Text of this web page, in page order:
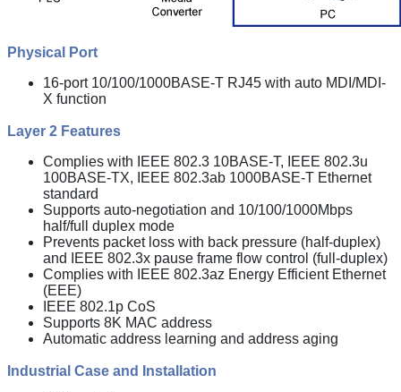
Physical Port
16-port 10/100/1000BASE-T RJ45 with auto MDI/MDI-
X function
Layer 2 Features
Complies with IEEE 802.3 10BASE-T, IEEE 802.3u
100BASE-TX, IEEE 802.3ab 1000BASE-T Ethernet
standard
Supports auto-negotiation and 10/100/1000Mbps
half/full duplex mode
Prevents packet loss with back pressure (half-duplex)
and IEEE 802.3x pause frame flow control (full-duplex)
Complies with IEEE 802.3az Energy Efficient Ethernet
(EEE)
IEEE 802.1p CoS
Supports 8K MAC address
Automatic address learning and address aging
Industrial Case and Installation